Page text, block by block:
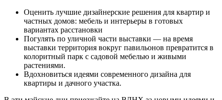
Оценить лучшие дизайнерские решения для квартир и
частных домов: мебель и интерьеры в готовых
вариантах расстановки
Погулять по уличной части выставки — на время
выставки территория вокруг павильонов превратится в
колоритный парк с садовой мебелью и живыми
растениями.
Вдохновиться идеями современного дизайна для
квартиры и дачного участка.